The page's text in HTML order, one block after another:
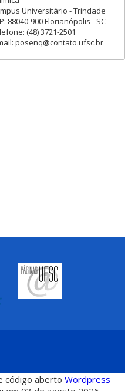
Universitário - Trindade
88040-900 Florianópolis - SC
(48) 3721-2501
posenq@contato.ufsc.br
código abertoWordpress